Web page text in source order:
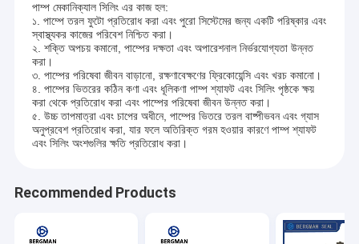
পাম্প মেকানিক্যাল সিলিং এর কাজ হল:
১. পাম্পে তরল ফুটো প্রতিরোধ করা এবং পুরো সিস্টেমের জন্য একটি পরিষ্কার এবং
স্বাস্থ্যকর কাজের পরিবেশ নিশ্চিত করা।
২. শক্তি অপচয় কমানো, পাম্পের দক্ষতা এবং অপারেশনাল নির্ভরযোগ্যতা উন্নত
করা।
৩. পাম্পের পরিষেবা জীবন বাড়ানো, রক্ষণাবেক্ষণের ফ্রিকোয়েন্সি এবং খরচ কমানো।
৪. পাম্পের ভিতরের কঠিন কণা এবং ধূলিকণা পাম্প শ্যাফট এবং সিলিং পৃষ্ঠকে ক্ষয়
করা থেকে প্রতিরোধ করা এবং পাম্পের পরিষেবা জীবন উন্নত করা।
৫. উচ্চ তাপমাত্রা এবং চাপের অধীনে, পাম্পের ভিতরে তরল বাষ্পীভবন এবং গ্যাস
অনুপ্রবেশ প্রতিরোধ করা, যার ফলে অতিরিক্ত গরম হওয়ার কারণে পাম্প শ্যাফট
এবং সিলিং অংশগুলির ক্ষতি প্রতিরোধ করা।
Recommended Products